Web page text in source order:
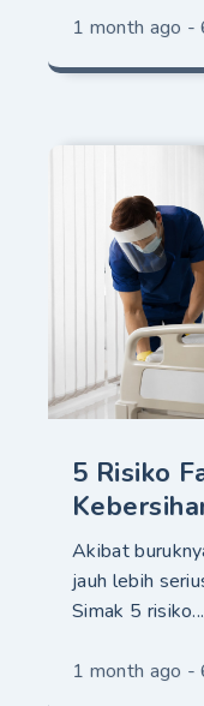
1 month ago -
5 Risiko
Akibat
jauh lebih
Simak 5 risiko...
1 month ago -